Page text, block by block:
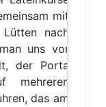
mit
nach
uns vor
der Porta
das am